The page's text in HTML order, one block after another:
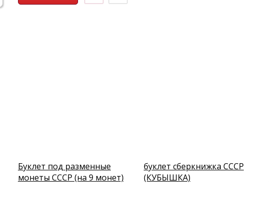
Буклет под разменные
монеты СССР (на 9 монет)
буклет сберкнижка СССР
(КУБЫШКА)